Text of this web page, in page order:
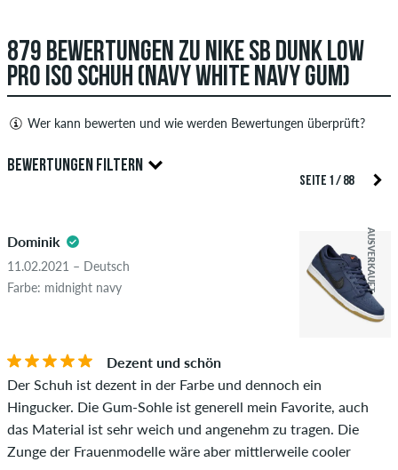
ANTWORT ABSCHICKEN
879 BEWERTUNGEN ZU NIKE SB DUNK LOW
PRO ISO SCHUH (NAVY WHITE NAVY GUM)
Wer kann bewerten und wie werden Bewertungen überprüft?
Bewertungen abgeben. Diese werden erst nach unserer
beleidigenden oder obszönen Inhalten sowie Bewertungen,
die geltendes Recht oder Urheberrechte verletzen oder Spam
und Fremdwerbung enthalten, werden nicht veröffentlicht.
Die Sternebewertung des Artikels ist der Durchschnitt aller
Ob die Bewertung von einer Person stammt, die diesen
Artikel wirklich gekauft hat, erkennst du am grünen Haken
neben dem Namen mit dem Zusatz "Verifizierter Kauf". Bei
diesen Personen wurde der Kauf anhand ihrer Bestellungen
überprüft. Bei Bewertungen ohne grünen Haken, können wir
BEWERTUNGEN FILTERN
5.0
SEITE 1 / 88
Dominik
11.02.2021 – Deutsch
Farbe: midnight navy
AUSVERKAUFT
Dezent und schön
Der Schuh ist dezent in der Farbe und dennoch ein
Hingucker. Die Gum-Sohle ist generell mein Favorite, auch
das Material ist sehr weich und angenehm zu tragen. Die
Zunge der Frauenmodelle wäre aber mittlerweile cooler